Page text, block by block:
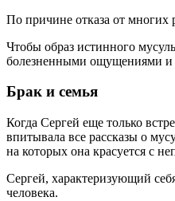
По причине отказа от многих
Чтобы образ истинного
болезненными ощущениями и
Брак и семья
Когда Сергей еще только
впитывала все рассказы о
на которых она красуется с
Сергей, характеризующий
человека.